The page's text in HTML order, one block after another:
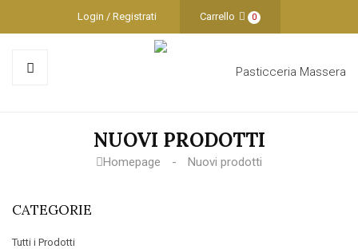
Login / Registrati Carrello 0
NUOVI PRODOTTI
Homepage Nuovi prodotti
CATEGORIE
Prodotti